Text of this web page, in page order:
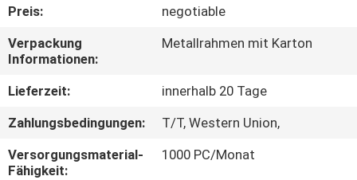
TRETEN
SIE
MIT
UNS
IN
VERBINDUNG
Preis:
negotiable
Verpackung
Informationen:
Metallrahmen mit Karton
Lieferzeit:
innerhalb 20 Tage
Zahlungsbedingungen:
T/T, Western Union,
Versorgungsmaterial-
Fähigkeit:
1000 PC/Monat